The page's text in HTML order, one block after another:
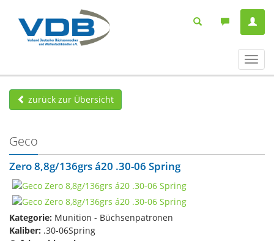
ein-/
zurück zur Übersicht
Geco
Zero 8,8g/136grs á20 .30-06 Spring
Kategorie: Munition - Büchsenpatronen
Kaliber: .30-06Spring